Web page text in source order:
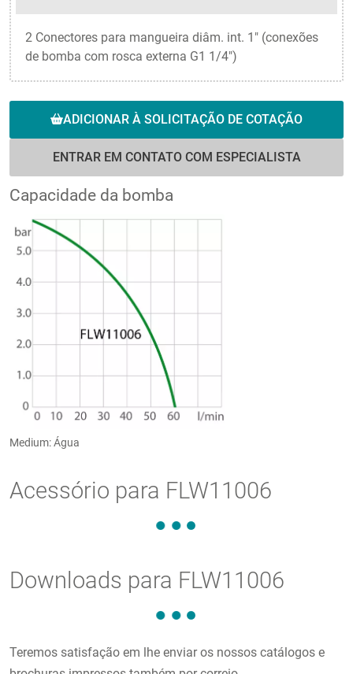
2 Conectores para mangueira diâm. int. 1" (conexões
de bomba com rosca externa G1 1/4")
ADICIONAR À SOLICITAÇÃO DE COTAÇÃO
ENTRAR EM CONTATO COM ESPECIALISTA
Capacidade da bomba
Medium: Água
Acessório para FLW11006
Downloads para FLW11006
Teremos satisfação em lhe enviar os nossos catálogos e